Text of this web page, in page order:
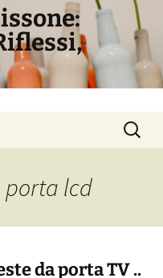
Ricerca
per:
porta lcd
da porta TV ..